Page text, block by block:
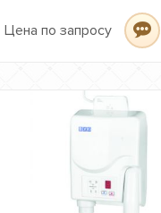
Цена по запросу